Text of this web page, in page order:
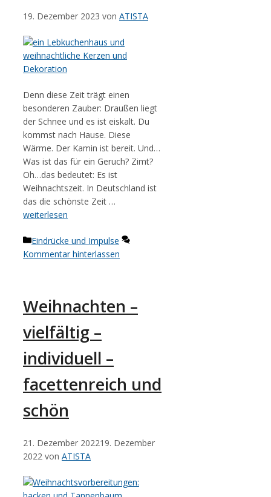
19. Dezember 2023 von ATISTA
Denn diese Zeit trägt einen
besonderen Zauber: Draußen liegt
der Schnee und es ist eiskalt. Du
kommst nach Hause. Diese
Wärme. Der Kamin ist bereit. Und…
Was ist das für ein Geruch? Zimt?
Oh…das bedeutet: Es ist
Weihnachtszeit. In Deutschland ist
das die schönste Zeit …
weiterlesen
Kategorien
Eindrücke und Impulse
Kommentar hinterlassen
Weihnachten –
vielfältig –
individuell –
facettenreich und
schön
21. Dezember 202219. Dezember
2022 von ATISTA